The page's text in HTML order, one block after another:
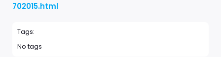
702015.html
Tags:
No tags